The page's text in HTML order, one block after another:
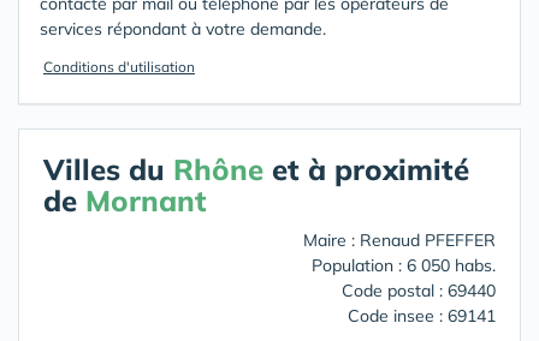
services répondant à votre demande.
Conditions d'utilisation
Villes du Rhône et à proximité
de Mornant
Maire : Renaud PFEFFER
Population : 6 050 habs.
Code postal : 69440
Code insee : 69141